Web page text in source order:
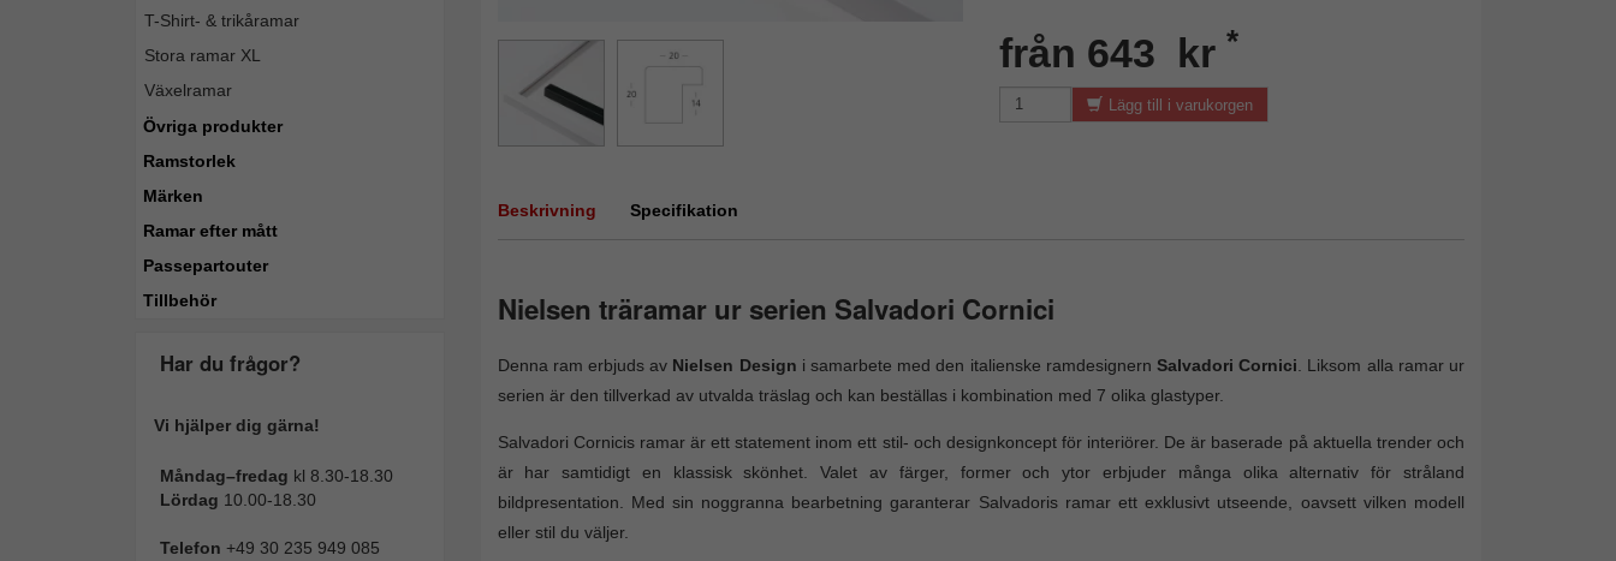
T-Shirt- & trikåramar
Stora ramar XL
Växelramar
Övriga produkter
Ramstorlek
Märken
Ramar efter mått
Passepartouter
Tillbehör
Har du frågor?
Vi hjälper dig gärna!
Måndag–fredag kl 8.30-18.30
Lördag 10.00-18.30
Telefon +49 30 235 949 085
från 643 kr *
Lägg till i varukorgen
Beskrivning Specifikation
Nielsen träramar ur serien Salvadori Cornici
Denna ram erbjuds av Nielsen Design i samarbete med den italienske ramdesignern Salvadori Cornici . Liksom alla ramar ur
serien är den tillverkad av utvalda träslag och kan beställas i kombination med 7 olika glastyper.
Salvadori Cornicis ramar är ett statement inom ett stil- och designkoncept för interiörer. De är baserade på aktuella trender och
är har samtidigt en klassisk skönhet. Valet av färger, former och ytor erbjuder många olika alternativ för stråland
bildpresentation. Med sin noggranna bearbetning garanterar Salvadoris ramar ett exklusivt utseende, oavsett vilken modell
eller stil du väljer.